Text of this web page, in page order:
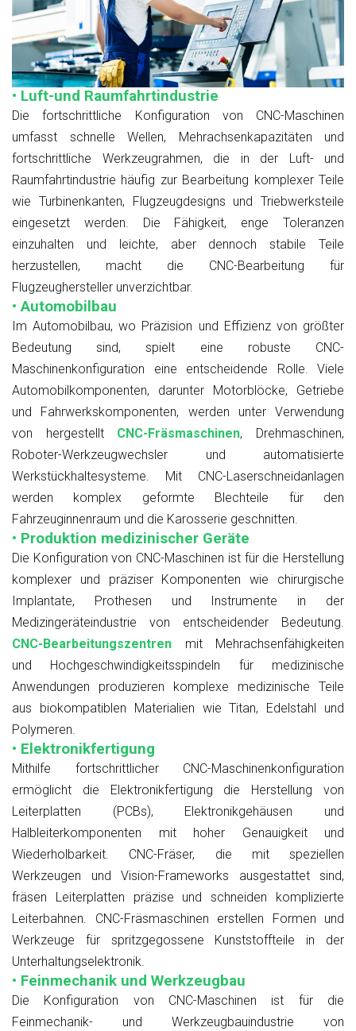
• Luft-und Raumfahrtindustrie
Die fortschrittliche Konfiguration von CNC-Maschinen
umfasst schnelle Wellen, Mehrachsenkapazitäten und
fortschrittliche Werkzeugrahmen, die in der Luft- und
Raumfahrtindustrie häufig zur Bearbeitung komplexer Teile
wie Turbinenkanten, Flugzeugdesigns und Triebwerksteile
eingesetzt werden. Die Fähigkeit, enge Toleranzen
einzuhalten und leichte, aber dennoch stabile Teile
herzustellen, macht die CNC-Bearbeitung für
Flugzeughersteller unverzichtbar.
• Automobilbau
Im Automobilbau, wo Präzision und Effizienz von größter
Bedeutung sind, spielt eine robuste CNC-
Maschinenkonfiguration eine entscheidende Rolle. Viele
Automobilkomponenten, darunter Motorblöcke, Getriebe
und Fahrwerkskomponenten, werden unter Verwendung
von hergestellt CNC-Fräsmaschinen, Drehmaschinen,
Roboter-Werkzeugwechsler und automatisierte
Werkstückhaltesysteme. Mit CNC-Laserschneidanlagen
werden komplex geformte Blechteile für den
Fahrzeuginnenraum und die Karosserie geschnitten.
• Produktion medizinischer Geräte
Die Konfiguration von CNC-Maschinen ist für die Herstellung
komplexer und präziser Komponenten wie chirurgische
Implantate, Prothesen und Instrumente in der
Medizingeräteindustrie von entscheidender Bedeutung.
CNC-Bearbeitungszentren mit Mehrachsenfähigkeiten
und Hochgeschwindigkeitsspindeln für medizinische
Anwendungen produzieren komplexe medizinische Teile
aus biokompatiblen Materialien wie Titan, Edelstahl und
Polymeren.
• Elektronikfertigung
Mithilfe fortschrittlicher CNC-Maschinenkonfiguration
ermöglicht die Elektronikfertigung die Herstellung von
Leiterplatten (PCBs), Elektronikgehäusen und
Halbleiterkomponenten mit hoher Genauigkeit und
Wiederholbarkeit. CNC-Fräser, die mit speziellen
Werkzeugen und Vision-Frameworks ausgestattet sind,
fräsen Leiterplatten präzise und schneiden komplizierte
Leiterbahnen. CNC-Fräsmaschinen erstellen Formen und
Werkzeuge für spritzgegossene Kunststoffteile in der
Unterhaltungselektronik.
• Feinmechanik und Werkzeugbau
Die Konfiguration von CNC-Maschinen ist für die
Feinmechanik- und Werkzeugbauindustrie von